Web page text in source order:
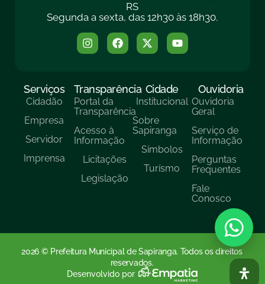
RS
Segunda a sexta, das 12h30 às 18h30.
Serviços
Cidadão
Empresa
Servidor
Imprensa
Transparência
Portal da
Transparência
Acesso à
Informação
Licitações
Legislação
Cidade
Institucional
Sobre
Sapiranga
Símbolos
Turísmo
Ouvidoria
Ouvidoria
Geral
Serviço de
Informação
Perguntas
Frequentes
Fale
Conosco
2026 © Prefeitura Municipal de Sapiranga. Todos os direitos
reservados.
Desenvolvido por